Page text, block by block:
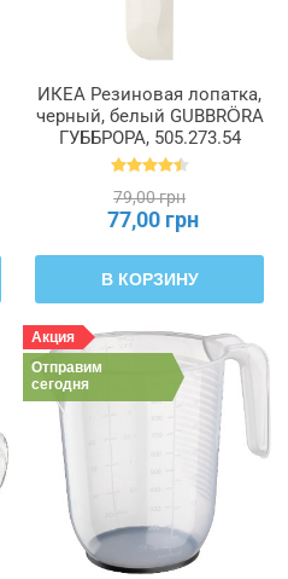
ИКЕА Резиновая лопатка,
черный, белый GUBBRÖRA
ГУББРОРА, 505.273.54
79,00 грн
77,00 грн
В КОРЗИНУ
Акция
Отправим
сегодня